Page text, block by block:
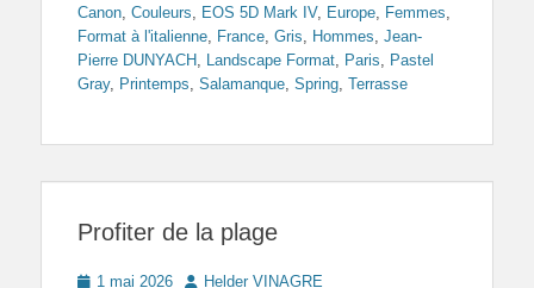
Canon, Couleurs, EOS 5D Mark IV, Europe, Femmes,
Format à l'italienne, France, Gris, Hommes, Jean-
Pierre DUNYACH , Landscape Format, Paris, Pastel
Gray, Printemps, Salamanque, Spring, Terrasse
Profiter de la plage
Posted
1 mai 2026 AuthorHelder VINAGRE